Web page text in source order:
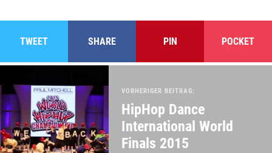
TWEET SHARE PIN POCKET
VORHERIGER BEITRAG:
HipHop Dance
International World
Finals 2015